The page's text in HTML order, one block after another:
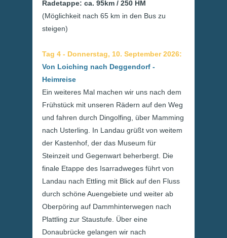
Radetappe: ca. 95km / 250 HM
(Möglichkeit nach 65 km in den Bus zu
steigen)
Tag 4 - Donnerstag, 10. September 2026:
Von Loiching nach Deggendorf -
Heimreise
Ein weiteres Mal machen wir uns nach dem
Frühstück mit unseren Rädern auf den Weg
und fahren durch Dingolfing, über Mamming
nach Usterling. In Landau grüßt von weitem
der Kastenhof, der das Museum für
Steinzeit und Gegenwart beherbergt. Die
finale Etappe des Isarradweges führt von
Landau nach Ettling mit Blick auf den Fluss
durch schöne Auengebiete und weiter ab
Oberpöring auf Dammhinterwegen nach
Plattling zur Staustufe. Über eine
Donaubrücke gelangen wir nach